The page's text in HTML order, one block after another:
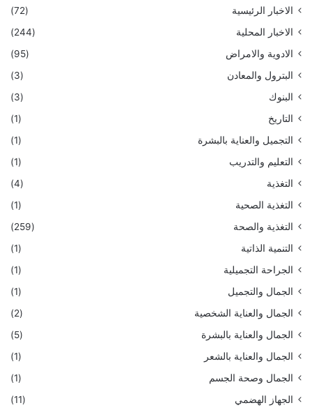
الاخبار الرئيسية
(72)
الاخبار المحلية
(244)
الادوية والامراض
(95)
البترول والمعادن
(3)
البنوك
(3)
التاريخ
(1)
التجميل والعناية بالبشرة
(1)
التعليم والتدريب
(1)
التغذية
(4)
التغذية الصحية
(1)
التغذية والصحة
(259)
التنمية الذاتية
(1)
الجراحة التجميلية
(1)
الجمال والتجميل
(1)
الجمال والعناية الشخصية
(2)
الجمال والعناية بالبشرة
(5)
الجمال والعناية بالشعر
(1)
الجمال وصحة الجسم
(1)
الجهاز الهضمي
(11)